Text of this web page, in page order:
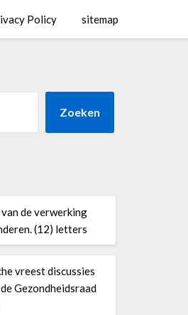
Policy sitemap
Zoeken
de verwerking
(12) letters
vreest discussies
Gezondheidsraad